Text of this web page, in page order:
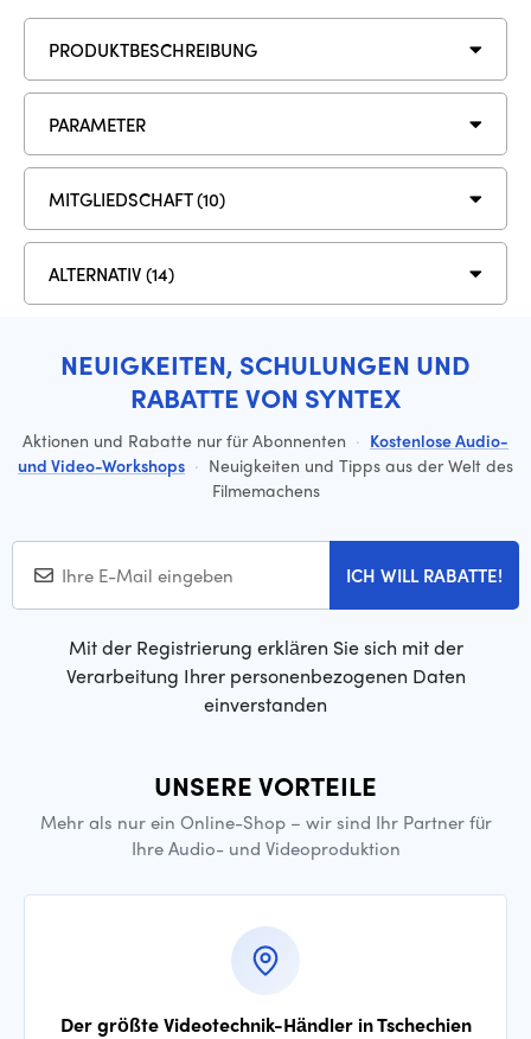
PRODUKTBESCHREIBUNG
PARAMETER
MITGLIEDSCHAFT (10)
ALTERNATIV (14)
NEUIGKEITEN, SCHULUNGEN UND
RABATTE VON SYNTEX
Aktionen und Rabatte nur für Abonnenten · Kostenlose Audio-
und Video-Workshops · Neuigkeiten und Tipps aus der Welt des
Filmemachens
ICH WILL RABATTE!
Mit der Registrierung erklären Sie sich mit der
Verarbeitung Ihrer personenbezogenen Daten
einverstanden
UNSERE VORTEILE
Mehr als nur ein Online-Shop – wir sind Ihr Partner für
Ihre Audio- und Videoproduktion
Der größte Videotechnik-Händler in Tschechien